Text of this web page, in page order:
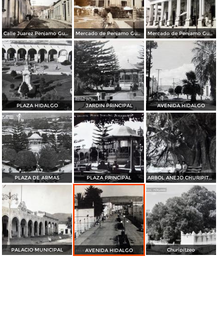
Calle Juarez Penjamo Guanajuato ( Circulada el 4 de Julio de 1928 ). Mercado de Penjamo Guanajuato ( Circulada el 4 de Julio de 1928 ). Mercado de Penjamo Guanajuato ( Circulada el 4 de Octubrede 1925 ).
PLAZA HIDALGO JARDIN PRINCIPAL AVENIDA HIDALGO
PLAZA DE ARMAS PLAZA PRINCIPAL ARBOL ANEJO CHURIPITZEO
PALACIO MUNICIPAL AVENIDA HIDALGO Churipitzeo